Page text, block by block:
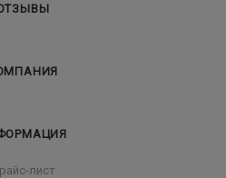
лист